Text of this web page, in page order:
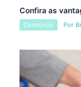
Confira as
Consórcio Por